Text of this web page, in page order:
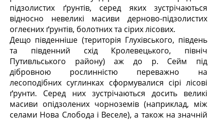
підзолистих ґрунтів, серед яких зустрічаються
відносно невеликі масиви дерново-підзолистих
оглеєних ґрунтів, болотних та сірих лісових.
Дещо південніше (територія Глухівського, південь
та південний схід Кролевецького, північ
Путивльського району) аж до р. Сейм під
дібровною рослинністю переважно на
лесоподібних суглинках сформувалися сірі лісові
ґрунти. Серед них зустрічаються досить великі
масиви опідзолених чорноземів (наприклад, між
селами Нова Слобода і Веселе), а також на значній